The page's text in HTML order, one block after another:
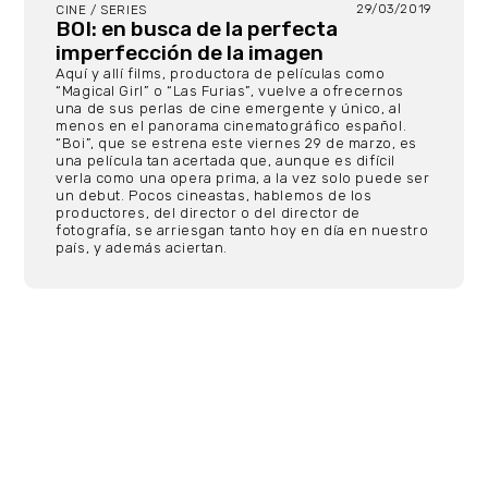
CINE / SERIES 29/03/2019
BOI: en busca de la perfecta
imperfección de la imagen
Aquí y allí films, productora de películas como
“Magical Girl” o “Las Furias”, vuelve a ofrecernos
una de sus perlas de cine emergente y único, al
menos en el panorama cinematográfico español.
“Boi”, que se estrena este viernes 29 de marzo, es
una película tan acertada que, aunque es difícil
verla como una opera prima, a la vez solo puede ser
un debut. Pocos cineastas, hablemos de los
productores, del director o del director de
fotografía, se arriesgan tanto hoy en día en nuestro
país, y además aciertan.